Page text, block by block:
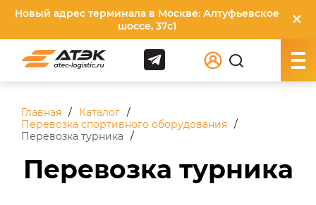
Новый адрес терминала в Москве: Алтуфьевское
шоссе, 37с1
✕
Главная
Каталог
Перевозка спортивного оборудования
Перевозка турника
Перевозка турника